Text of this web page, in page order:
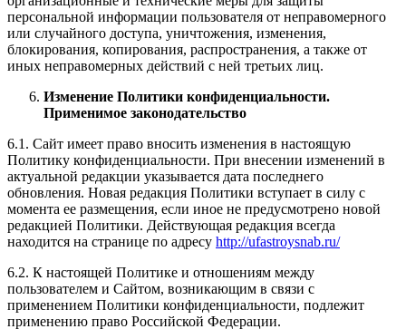
персональной информации пользователя от неправомерного
или случайного доступа, уничтожения, изменения,
блокирования, копирования, распространения, а также от
иных неправомерных действий с ней третьих лиц.
Изменение Политики конфиденциальности.
Применимое законодательство
6.1. Сайт имеет право вносить изменения в настоящую
Политику конфиденциальности. При внесении изменений в
актуальной редакции указывается дата последнего
обновления. Новая редакция Политики вступает в силу с
момента ее размещения, если иное не предусмотрено новой
редакцией Политики. Действующая редакция всегда
находится на странице по адресу http://ufastroysnab.ru/
6.2. К настоящей Политике и отношениям между
пользователем и Сайтом, возникающим в связи с
применением Политики конфиденциальности, подлежит
применению право Российской Федерации.